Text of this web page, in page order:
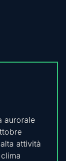
aurorale
attività